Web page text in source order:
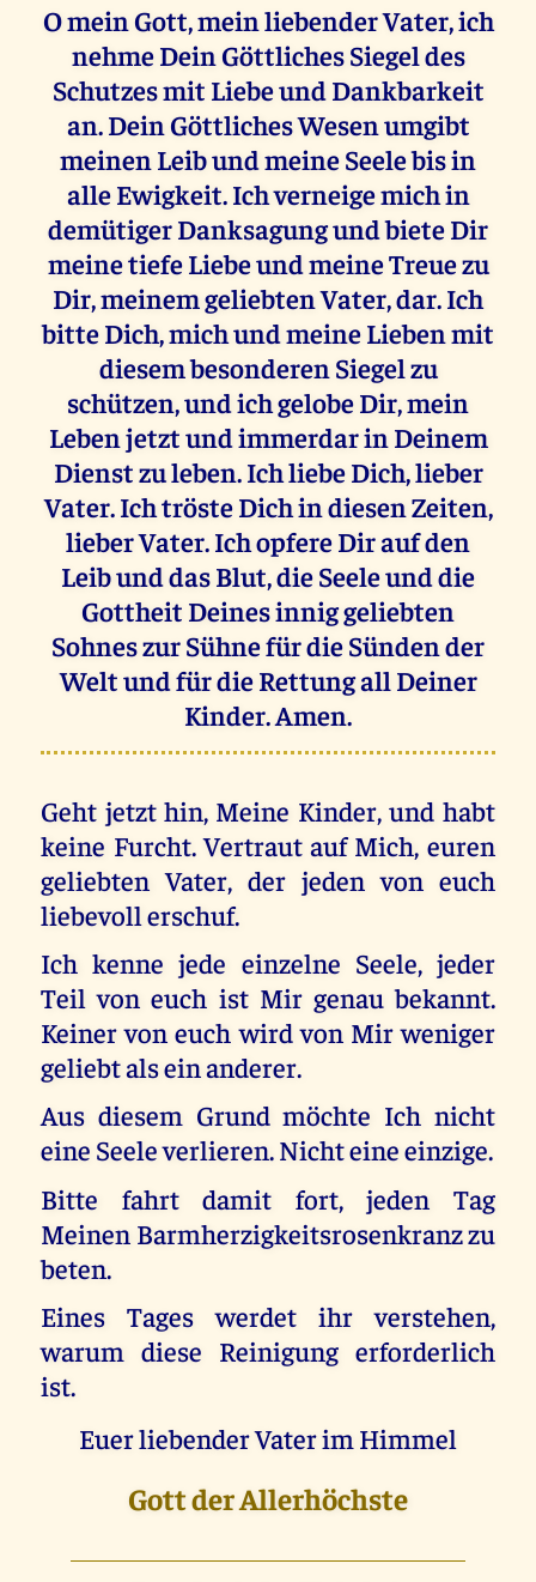
O mein Gott, mein liebender Vater, ich
nehme Dein Göttliches Siegel des
Schutzes mit Liebe und Dankbarkeit
an. Dein Göttliches Wesen umgibt
meinen Leib und meine Seele bis in
alle Ewigkeit. Ich verneige mich in
demütiger Danksagung und biete Dir
meine tiefe Liebe und meine Treue zu
Dir, meinem geliebten Vater, dar. Ich
bitte Dich, mich und meine Lieben mit
diesem besonderen Siegel zu
schützen, und ich gelobe Dir, mein
Leben jetzt und immerdar in Deinem
Dienst zu leben. Ich liebe Dich, lieber
Vater. Ich tröste Dich in diesen Zeiten,
lieber Vater. Ich opfere Dir auf den
Leib und das Blut, die Seele und die
Gottheit Deines innig geliebten
Sohnes zur Sühne für die Sünden der
Welt und für die Rettung all Deiner
Kinder. Amen.
Geht jetzt hin, Meine Kinder, und habt
keine Furcht. Vertraut auf Mich, euren
geliebten Vater, der jeden von euch
liebevoll erschuf.
Ich kenne jede einzelne Seele, jeder
Teil von euch ist Mir genau bekannt.
Keiner von euch wird von Mir weniger
geliebt als ein anderer.
Aus diesem Grund möchte Ich nicht
eine Seele verlieren. Nicht eine einzige.
Bitte fahrt damit fort, jeden Tag
Meinen Barmherzigkeitsrosenkranz zu
beten.
Eines Tages werdet ihr verstehen,
warum diese Reinigung erforderlich
ist.
Euer liebender Vater im Himmel
Gott der Allerhöchste